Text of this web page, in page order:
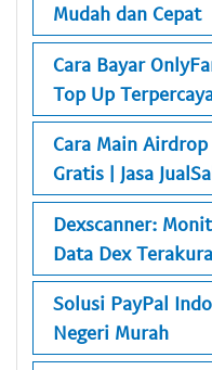
Mudah dan Cepat
Cara Bayar
Top Up
Cara Main
Gratis | Jasa
Dexscanner:
Data Dex
Solusi PayPal
Negeri Murah